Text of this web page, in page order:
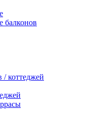
балконов
/ коттеджей